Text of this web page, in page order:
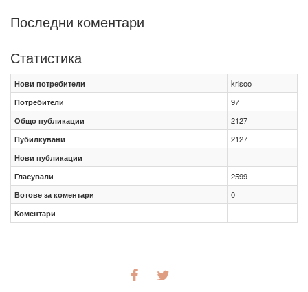
Последни коментари
Статистика
Нови потребители
krisoo
Потребители
97
Общо публикации
2127
Пубилкувани
2127
Нови публикации
Гласували
2599
Вотове за коментари
0
Коментари